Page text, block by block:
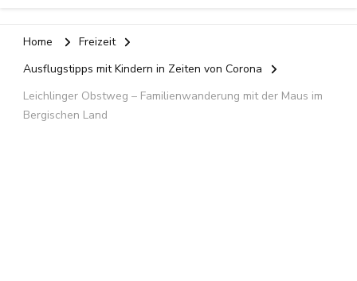
Home
Freizeit
Ausflugstipps mit Kindern in Zeiten von Corona
Leichlinger Obstweg – Familienwanderung mit der Maus im
Bergischen Land